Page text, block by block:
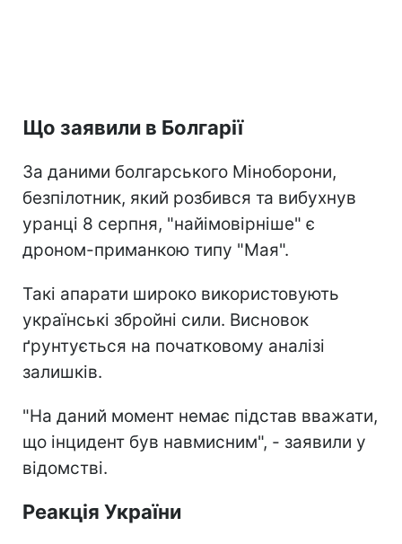
Що заявили в Болгарії
За даними болгарського Міноборони,
безпілотник, який розбився та вибухнув
уранці 8 серпня, "найімовірніше" є
дроном-приманкою типу "Мая".
Такі апарати широко використовують
українські збройні сили. Висновок
ґрунтується на початковому аналізі
залишків.
"На даний момент немає підстав вважати,
що інцидент був навмисним", - заявили у
відомстві.
Реакція України